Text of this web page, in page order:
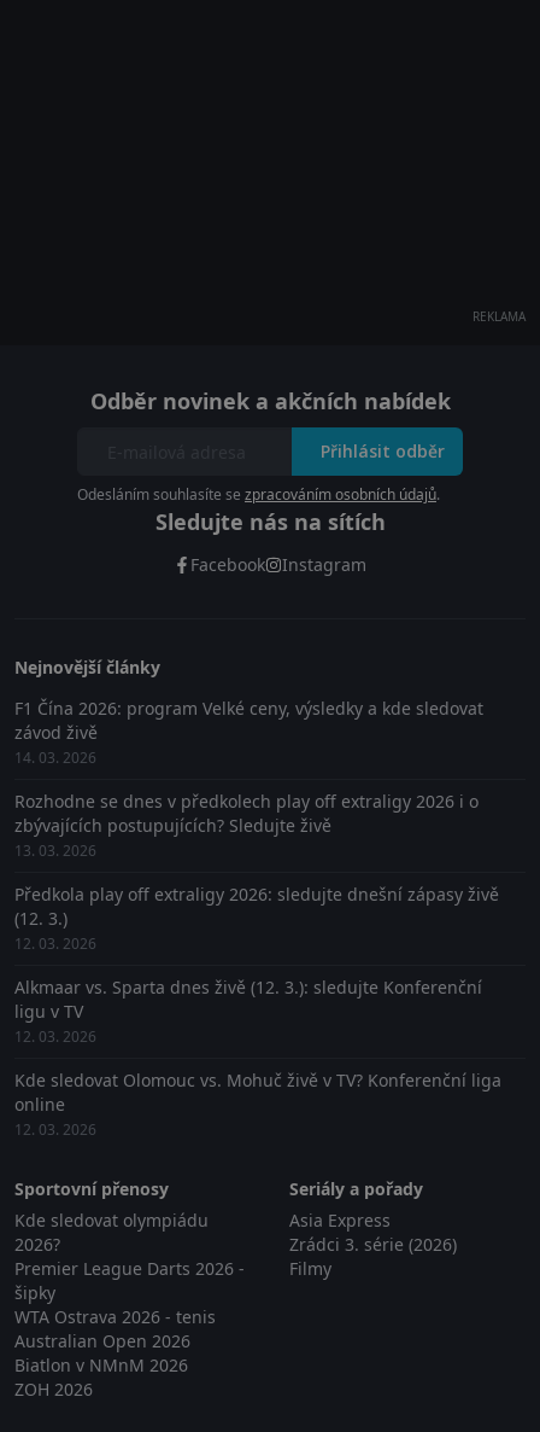
REKLAMA
Odběr novinek a akčních nabídek
Přihlásit odběr
Odesláním souhlasíte se zpracováním osobních údajů.
Sledujte nás na sítích
Facebook Instagram
Nejnovější články
F1 Čína 2026: program Velké ceny, výsledky a kde sledovat
závod živě
14. 03. 2026
Rozhodne se dnes v předkolech play off extraligy 2026 i o
zbývajících postupujících? Sledujte živě
13. 03. 2026
Předkola play off extraligy 2026: sledujte dnešní zápasy živě
(12. 3.)
12. 03. 2026
Alkmaar vs. Sparta dnes živě (12. 3.): sledujte Konferenční
ligu v TV
12. 03. 2026
Kde sledovat Olomouc vs. Mohuč živě v TV? Konferenční liga
online
12. 03. 2026
Sportovní přenosy
Kde sledovat olympiádu
2026?
Premier League Darts 2026 -
šipky
WTA Ostrava 2026 - tenis
Australian Open 2026
Biatlon v NMnM 2026
ZOH 2026
Seriály a pořady
Asia Express
Zrádci 3. série (2026)
Filmy